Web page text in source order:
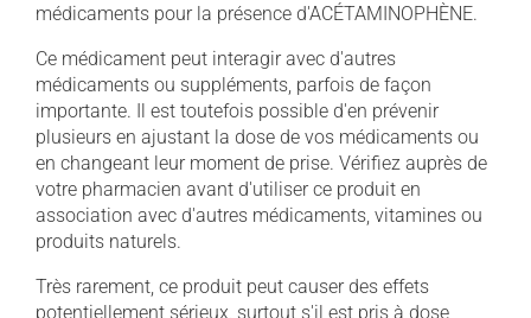
médicaments pour la présence d'ACÉTAMINOPHÈNE.
Ce médicament peut interagir avec d'autres
médicaments ou suppléments, parfois de façon
importante. Il est toutefois possible d'en prévenir
plusieurs en ajustant la dose de vos médicaments ou
en changeant leur moment de prise. Vérifiez auprès de
votre pharmacien avant d'utiliser ce produit en
association avec d'autres médicaments, vitamines ou
produits naturels.
Très rarement, ce produit peut causer des effets
potentiellement sérieux, surtout s'il est pris à dose